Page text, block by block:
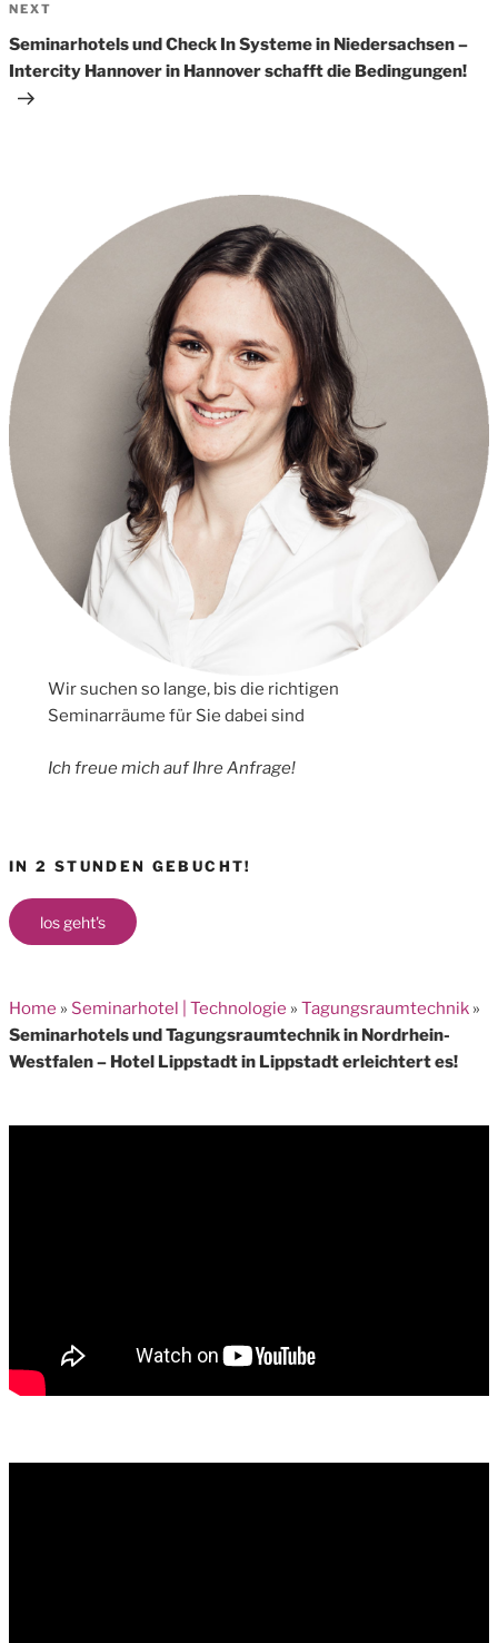
Next
Post
NEXT
Seminarhotels und Check In Systeme in Niedersachsen –
Intercity Hannover in Hannover schafft die Bedingungen!
Wir suchen so lange, bis die richtigen
Seminarräume für Sie dabei sind
Ich freue mich auf Ihre Anfrage!
IN 2 STUNDEN GEBUCHT!
los geht's
Home » Seminarhotel | Technologie » Tagungsraumtechnik »
Seminarhotels und Tagungsraumtechnik in Nordrhein-
Westfalen – Hotel Lippstadt in Lippstadt erleichtert es!